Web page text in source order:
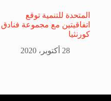
المتحدة للتنمية توقع
اتفاقيتين مع مجموعة فنادق
كورنثيا
28 أكتوبر، 2020